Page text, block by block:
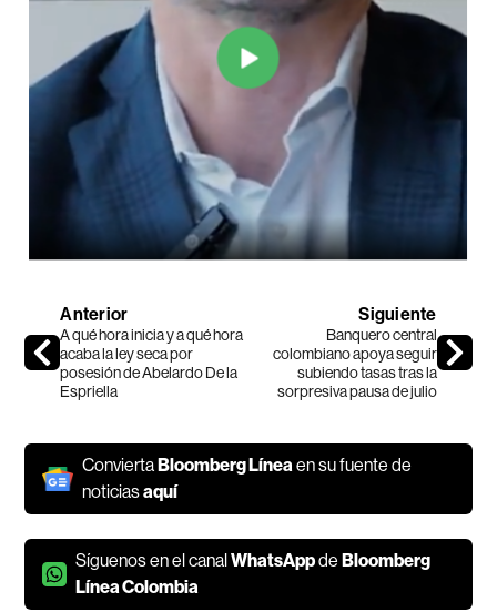
Anterior
A qué hora inicia y a qué hora
acaba la ley seca por
posesión de Abelardo De la
Espriella
Siguiente
Banquero central
colombiano apoya seguir
subiendo tasas tras la
sorpresiva pausa de julio
ConviertaBloomberg Líneaen su fuente de
noticiasaquí
Síguenos en el canalWhatsAppdeBloomberg
Línea Colombia